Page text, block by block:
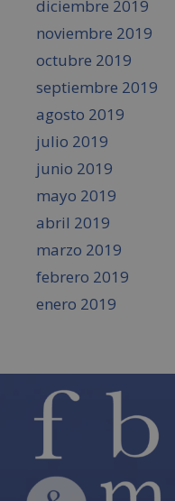
diciembre 2019
noviembre 2019
octubre 2019
septiembre 2019
agosto 2019
julio 2019
junio 2019
mayo 2019
abril 2019
marzo 2019
febrero 2019
enero 2019